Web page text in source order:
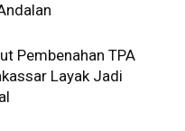
Pembenahan TPA
Layak Jadi